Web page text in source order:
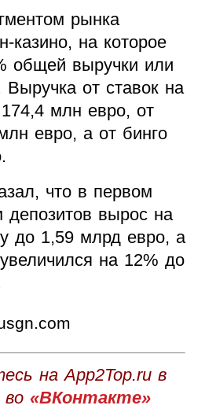
рынка
казино, на которое
общей выручки или
от ставок на
174,4 млн евро, от
евро, а от бинго
что в первом
депозитов вырос на
до 1,59 млрд евро, а
на 12% до
на App2Top.ru в
во «ВКонтакте»